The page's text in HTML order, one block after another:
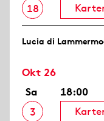
18
Lucia di
Okt 26
Sa
3
18:00